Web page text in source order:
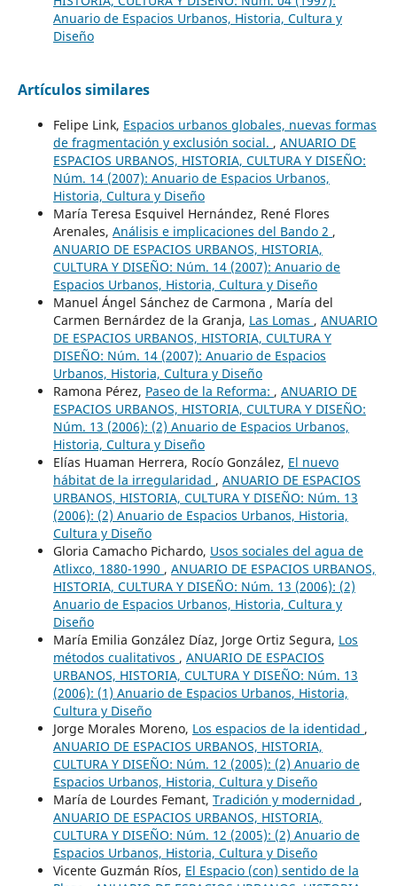
Anuario de Espacios Urbanos, Historia, Cultura y
Diseño
Artículos similares
Felipe Link, Espacios urbanos globales, nuevas formas
de fragmentación y exclusión social. , ANUARIO DE
ESPACIOS URBANOS, HISTORIA, CULTURA Y DISEÑO:
Núm. 14 (2007): Anuario de Espacios Urbanos,
Historia, Cultura y Diseño
María Teresa Esquivel Hernández, René Flores
Arenales, Análisis e implicaciones del Bando 2 ,
ANUARIO DE ESPACIOS URBANOS, HISTORIA,
CULTURA Y DISEÑO: Núm. 14 (2007): Anuario de
Espacios Urbanos, Historia, Cultura y Diseño
Manuel Ángel Sánchez de Carmona , María del
Carmen Bernárdez de la Granja, Las Lomas , ANUARIO
DE ESPACIOS URBANOS, HISTORIA, CULTURA Y
DISEÑO: Núm. 14 (2007): Anuario de Espacios
Urbanos, Historia, Cultura y Diseño
Ramona Pérez, Paseo de la Reforma: , ANUARIO DE
ESPACIOS URBANOS, HISTORIA, CULTURA Y DISEÑO:
Núm. 13 (2006): (2) Anuario de Espacios Urbanos,
Historia, Cultura y Diseño
Elías Huaman Herrera, Rocío González, El nuevo
hábitat de la irregularidad , ANUARIO DE ESPACIOS
URBANOS, HISTORIA, CULTURA Y DISEÑO: Núm. 13
(2006): (2) Anuario de Espacios Urbanos, Historia,
Cultura y Diseño
Gloria Camacho Pichardo, Usos sociales del agua de
Atlixco, 1880-1990 , ANUARIO DE ESPACIOS URBANOS,
HISTORIA, CULTURA Y DISEÑO: Núm. 13 (2006): (2)
Anuario de Espacios Urbanos, Historia, Cultura y
Diseño
María Emilia González Díaz, Jorge Ortiz Segura, Los
métodos cualitativos , ANUARIO DE ESPACIOS
URBANOS, HISTORIA, CULTURA Y DISEÑO: Núm. 13
(2006): (1) Anuario de Espacios Urbanos, Historia,
Cultura y Diseño
Jorge Morales Moreno, Los espacios de la identidad ,
ANUARIO DE ESPACIOS URBANOS, HISTORIA,
CULTURA Y DISEÑO: Núm. 12 (2005): (2) Anuario de
Espacios Urbanos, Historia, Cultura y Diseño
María de Lourdes Femant, Tradición y modernidad ,
ANUARIO DE ESPACIOS URBANOS, HISTORIA,
CULTURA Y DISEÑO: Núm. 12 (2005): (2) Anuario de
Espacios Urbanos, Historia, Cultura y Diseño
Vicente Guzmán Ríos, El Espacio (con) sentido de la